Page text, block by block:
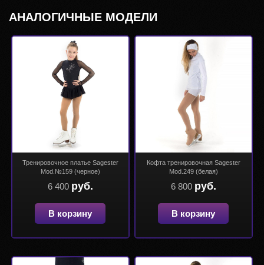
АНАЛОГИЧНЫЕ МОДЕЛИ
Тренировочное платье Sagester
Mod.№159 (черное)
6 400 руб.
В корзину
Кофта тренировочная Sagester
Mod.249 (белая)
6 800 руб.
В корзину